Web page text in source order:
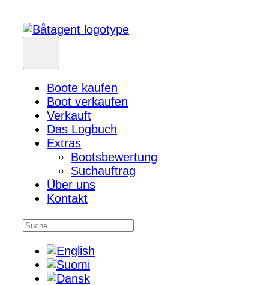
Boote kaufen
Boot verkaufen
Verkauft
Das Logbuch
Extras
Bootsbewertung
Suchauftrag
Über uns
Kontakt